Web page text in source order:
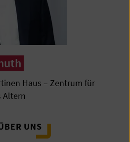
Haus – Zentrum für
Altern
UNS